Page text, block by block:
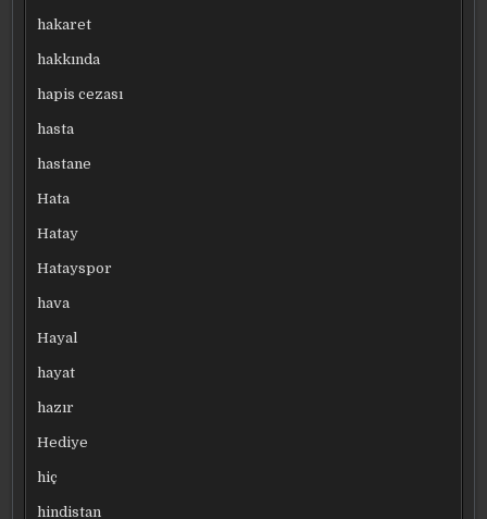
hakaret
hakkında
hapis cezası
hasta
hastane
Hata
Hatay
Hatayspor
hava
Hayal
hayat
hazır
Hediye
hiç
hindistan